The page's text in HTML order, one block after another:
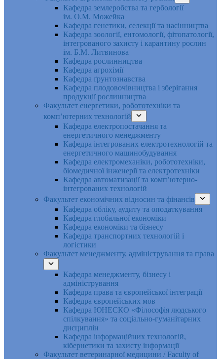
Кафедра землеробства та гербології
ім. О.М. Можейка
Кафедра генетики, селекції та насінництва
Кафедра зоології, ентомології, фітопатології,
інтегрованого захисту і карантину рослин
ім. Б.М. Литвинова
Кафедра рослинництва
Кафедра агрохімії
Кафедра ґрунтознавства
Кафедра плодовочівництва і зберігання
продукції рослинництва
Факультет енергетики, робототехніки та
комп’ютерних технологій
Кафедра електропостачання та
енергетичного менеджменту
Кафедра інтегрованих електротехнологій та
енергетичного машинобудування
Кафедра електромеханіки, робототехніки,
біомедичної інженерії та електротехніки
Кафедра автоматизації та комп’ютерно-
інтегрованих технологій
Факультет економічних відносин та фінансів
Кафедра обліку, аудиту та оподаткування
Кафедра глобальної економіки
Кафедра економіки та бізнесу
Кафедра транспортних технологій і
логістики
Факультет менеджменту, адміністрування та права
Кафедра менеджменту, бізнесу і
адміністрування
Кафедра права та європейської інтеграції
Кафедра європейських мов
Кафедра ЮНЕСКО «Філософія людського
спілкування» та соціально-гуманітарних
дисциплін
Кафедра інформаційних технологій,
кібернетики та захисту інформації
Факультет ветеринарної медицини / Faculty of